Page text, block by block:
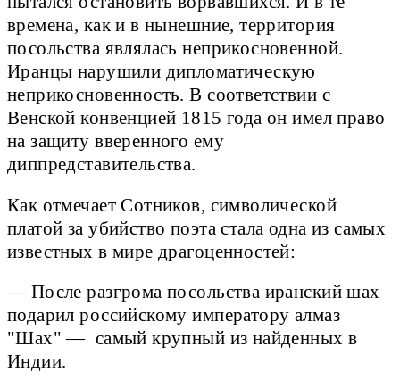
времена, как и в нынешние, территория
посольства являлась неприкосновенной.
Иранцы нарушили дипломатическую
неприкосновенность. В соответствии с
Венской конвенцией 1815 года он имел право
на защиту вверенного ему
диппредставительства.
Как отмечает Сотников, символической
платой за убийство поэта стала одна из самых
известных в мире драгоценностей:
— После разгрома посольства иранский шах
подарил российскому императору алмаз
"Шах" — самый крупный из найденных в
Индии.